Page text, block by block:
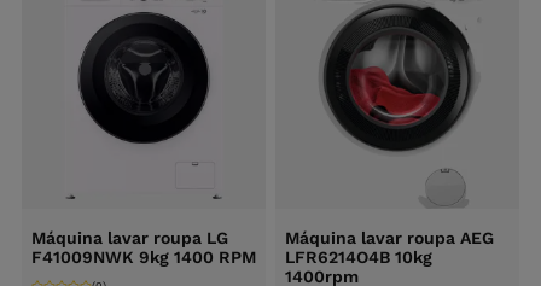
Máquina lavar roupa LG
F41009NWK 9kg 1400 RPM
Máquina lavar roupa AEG
LFR6214O4B 10kg
1400rpm